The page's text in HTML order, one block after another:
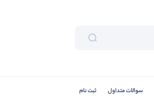
سوالات متداول ثبت نام